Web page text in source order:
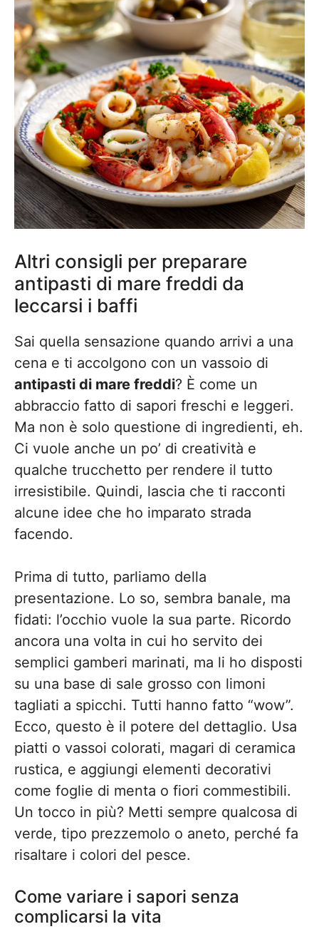
Altri consigli per preparare
antipasti di mare freddi da
leccarsi i baffi
Sai quella sensazione quando arrivi a una
cena e ti accolgono con un vassoio di
antipasti di mare freddi? È come un
abbraccio fatto di sapori freschi e leggeri.
Ma non è solo questione di ingredienti, eh.
Ci vuole anche un po’ di creatività e
qualche trucchetto per rendere il tutto
irresistibile. Quindi, lascia che ti racconti
alcune idee che ho imparato strada
facendo.
Prima di tutto, parliamo della
presentazione. Lo so, sembra banale, ma
fidati: l’occhio vuole la sua parte. Ricordo
ancora una volta in cui ho servito dei
semplici gamberi marinati, ma li ho disposti
su una base di sale grosso con limoni
tagliati a spicchi. Tutti hanno fatto “wow”.
Ecco, questo è il potere del dettaglio. Usa
piatti o vassoi colorati, magari di ceramica
rustica, e aggiungi elementi decorativi
come foglie di menta o fiori commestibili.
Un tocco in più? Metti sempre qualcosa di
verde, tipo prezzemolo o aneto, perché fa
risaltare i colori del pesce.
Come variare i sapori senza
complicarsi la vita